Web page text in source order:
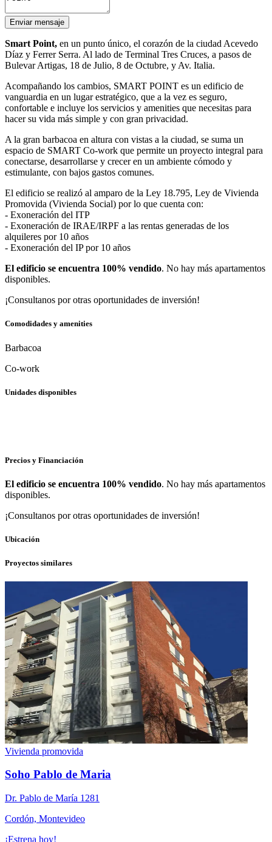
Enviar mensaje
Smart Point, en un punto único, el corazón de la ciudad Acevedo
Díaz y Ferrer Serra. Al lado de Terminal Tres Cruces, a pasos de
Bulevar Artigas, 18 de Julio, 8 de Octubre, y Av. Italia.
Acompañando los cambios, SMART POINT es un edificio de
vanguardia en un lugar estratégico, que a la vez es seguro,
confortable e incluye los servicios y amenities que necesitas para
hacer su vida más simple y con gran privacidad.
A la gran barbacoa en altura con vistas a la ciudad, se suma un
espacio de SMART Co-work que permite un proyecto integral para
conectarse, desarrollarse y crecer en un ambiente cómodo y
estimulante, con bajos gastos comunes.
El edificio se realizó al amparo de la Ley 18.795, Ley de Vivienda
Promovida (Vivienda Social) por lo que cuenta con:
- Exoneración del ITP
- Exoneración de IRAE/IRPF a las rentas generadas de los
alquileres por 10 años
- Exoneración del IP por 10 años
El edificio se encuentra 100% vendido. No hay más apartamentos
disponibles.
¡Consultanos por otras oportunidades de inversión!
Comodidades y amenities
Barbacoa
Co-work
Unidades disponibles
Precios y Financiación
El edificio se encuentra 100% vendido. No hay más apartamentos
disponibles.
¡Consultanos por otras oportunidades de inversión!
Ubicación
Proyectos similares
Vivienda promovida
Soho Pablo de Maria
Dr. Pablo de Marí­a 1281
Cordón, Montevideo
¡Estrena hoy!